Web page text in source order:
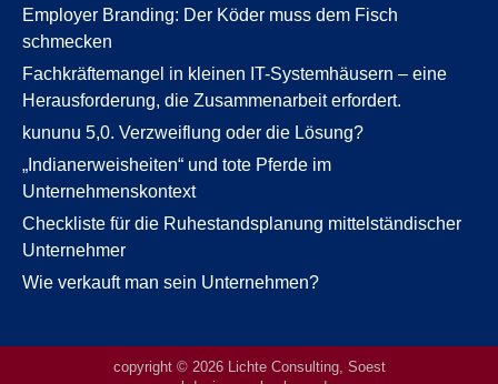
Employer Branding: Der Köder muss dem Fisch
schmecken
Fachkräftemangel in kleinen IT-Systemhäusern – eine
Herausforderung, die Zusammenarbeit erfordert.
kununu 5,0. Verzweiflung oder die Lösung?
„Indianerweisheiten“ und tote Pferde im
Unternehmenskontext
Checkliste für die Ruhestandsplanung mittelständischer
Unternehmer
Wie verkauft man sein Unternehmen?
copyright © 2026 Lichte Consulting, Soest